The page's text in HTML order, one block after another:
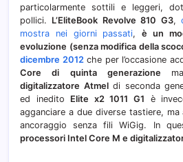
particolarmente sottili e leggeri,
pollici. L’EliteBook Revolve 810 G3,
mostra nei giorni passati, è un
evoluzione (senza modifica della
dicembre 2012 che per l’occasione
Core di quinta generazione
digitalizzatore Atmeldi seconda
ed inedito Elite x2 1011 G1 è
agganciare a due diverse tastiere,
ancoraggio senza fili WiGig. In
processori Intel Core M e